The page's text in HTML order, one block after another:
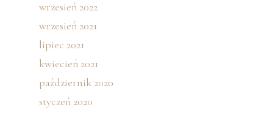
wrzesień 2022
wrzesień 2021
lipiec 2021
kwiecień 2021
październik 2020
styczeń 2020